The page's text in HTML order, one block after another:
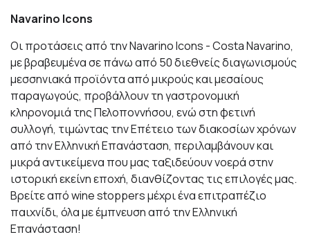
Navarino Icons
Οι προτάσεις από την Νavarino Icons - Costa Navarino,
με βραβευμένα σε πάνω από 50 διεθνείς διαγωνισμούς
μεσσηνιακά προϊόντα από μικρούς και μεσαίους
παραγωγούς, προβάλλουν τη γαστρονομική
κληρονομιά της Πελοποννήσου, ενώ στη φετινή
συλλογή, τιμώντας την Επέτειο των διακοσίων χρόνων
από την Ελληνική Επανάσταση, περιλαμβάνουν και
μικρά αντικείμενα που μας ταξιδεύουν νοερά στην
ιστορική εκείνη εποχή, διανθίζοντας τις επιλογές μας.
Βρείτε από wine stoppers μέχρι ένα επιτραπέζιο
παιχνίδι, όλα με έμπνευση από την Ελληνική
Επανάσταση!